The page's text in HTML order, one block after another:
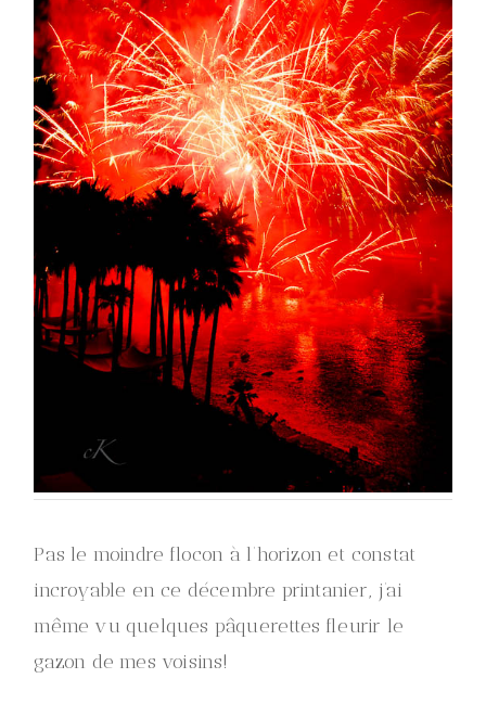
Pas le moindre flocon à l’horizon et constat
incroyable en ce décembre printanier, j’ai
même vu quelques pâquerettes fleurir le
gazon de mes voisins!